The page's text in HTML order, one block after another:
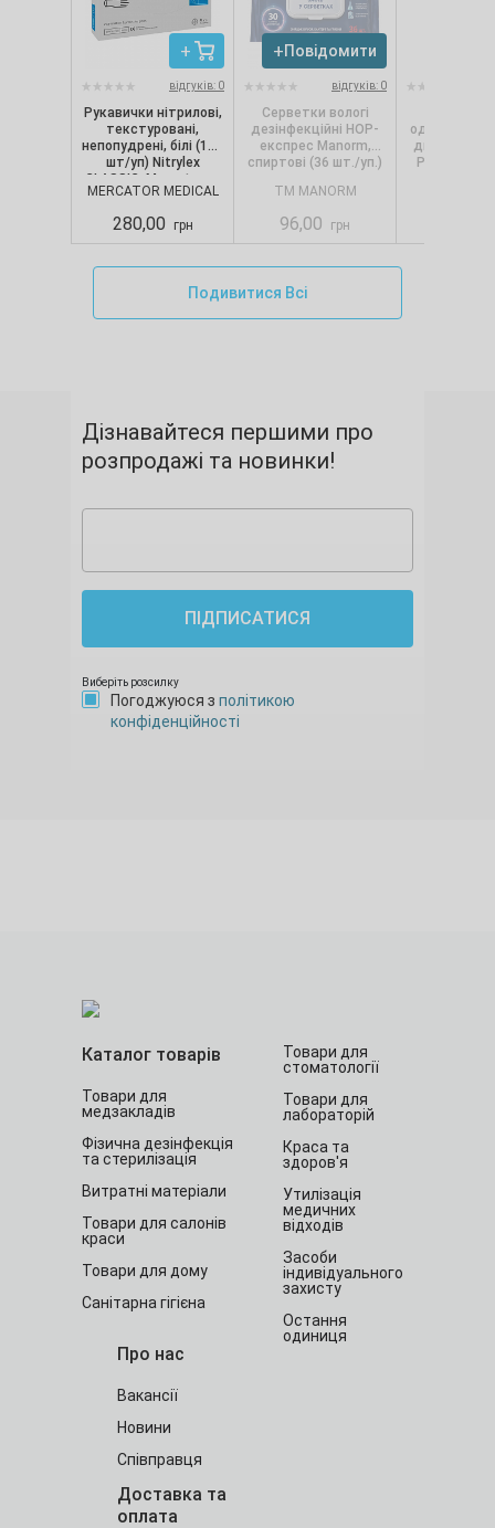
відгуків: 0
Рукавички нітрилові,
текстуровані,
непопудрені, білі (100
шт/уп) Nitrylex
CLASSIC, Mercator, р.
S
MERCATOR MEDICAL
280,00 грн
Повідомити
відгуків: 0
Серветки вологі
дезінфекційні НОР-
експрес Manorm,
спиртові (36 шт./уп.)
TM MANORM
96,00 грн
одношарові,
Pro.Extra,
Подивитися Всі
Дізнавайтеся першими про
розпродажі та новинки!
ПІДПИСАТИСЯ
Виберіть розсилку
Погоджуюся з політикою
конфіденційності
Каталог товарів
Товари для
медзакладів
Фізична дезінфекція
та стерилізація
Витратні матеріали
Товари для салонів
краси
Товари для дому
Санітарна гігієна
Товари для
стоматології
Товари для
лабораторій
Краса та
здоров'я
Утилізація
медичних
відходів
Засоби
індивідуального
захисту
Остання
одиниця
Про нас
Вакансії
Новини
Співправця
Доставка та
оплата